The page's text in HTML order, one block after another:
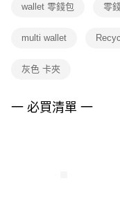
１．透過由恩沛科技股份
權轉讓予恩沛科技股份有限
３．未成年的使用者請事
４．使用「AFTEE先享後
wallet 零錢包 零
multi wallet
灰色 卡夾
一 必買清單 一